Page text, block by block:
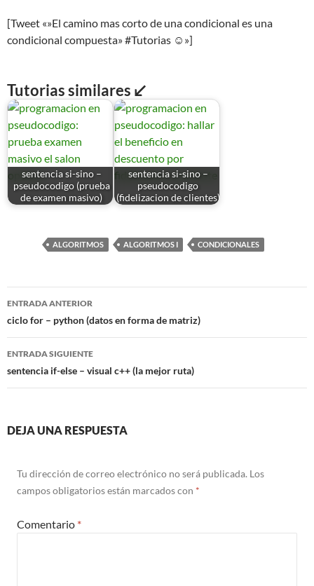
[Tweet «»El camino mas corto de una condicional es una
condicional compuesta» #Tutorias ☺»]
Tutorias similares ↙
sentencia si-sino –
pseudocodigo (prueba
de examen masivo)
sentencia si-sino –
pseudocodigo
(fidelizacion de clientes)
ALGORITMOS ALGORITMOS I CONDICIONALES
Navegación
de
entradas
ENTRADA ANTERIOR
ciclo for – python (datos en forma de matriz)
ENTRADA SIGUIENTE
sentencia if-else – visual c++ (la mejor ruta)
DEJA UNA RESPUESTA
Tu dirección de correo electrónico no será publicada. Los
campos obligatorios están marcados con *
Comentario *